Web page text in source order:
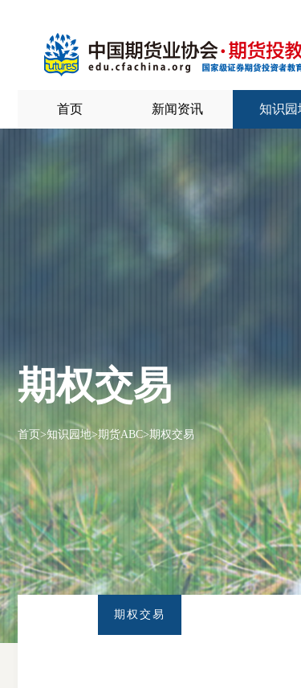
首页 新闻资讯 知识园
期权交易
首页>知识园地>期货ABC>期权交易
期权交易